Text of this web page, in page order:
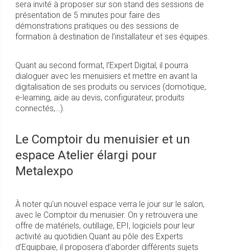
sera invité à proposer sur son stand des sessions de
présentation de 5 minutes pour faire des
démonstrations pratiques ou des sessions de
formation à destination de l’installateur et ses équipes.
Quant au second format, l’Expert Digital, il pourra
dialoguer avec les menuisiers et mettre en avant la
digitalisation de ses produits ou services (domotique,
e-learning, aide au devis, configurateur, produits
connectés,…).
Le Comptoir du menuisier et un
espace Atelier élargi pour
Metalexpo
À noter qu'un nouvel espace verra le jour sur le salon,
avec le Comptoir du menuisier. On y retrouvera une
offre de matériels, outillage, EPI, logiciels pour leur
activité au quotidien.Quant au pôle des Experts
d’Equipbaie, il proposera d’aborder différents sujets